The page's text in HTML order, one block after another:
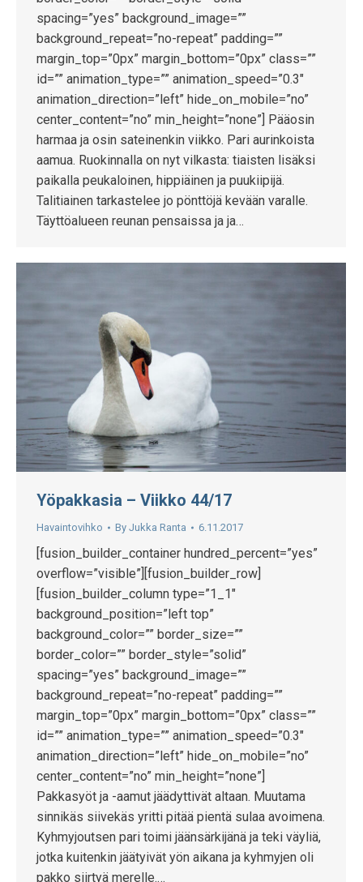
spacing=”yes” background_image=””
background_repeat=”no-repeat” padding=””
margin_top=”0px” margin_bottom=”0px” class=””
id=”” animation_type=”” animation_speed=”0.3″
animation_direction=”left” hide_on_mobile=”no”
center_content=”no” min_height=”none”] Pääosin
harmaa ja osin sateinenkin viikko. Pari aurinkoista
aamua. Ruokinnalla on nyt vilkasta: tiaisten lisäksi
paikalla peukaloinen, hippiäinen ja puukiipijä.
Talitiainen tarkastelee jo pönttöjä kevään varalle.
Täyttöalueen reunan pensaissa ja ja…
Yöpakkasia – Viikko 44/17
Havaintovihko By Jukka Ranta 6.11.2017
[fusion_builder_container hundred_percent=”yes”
overflow=”visible”][fusion_builder_row]
[fusion_builder_column type=”1_1″
background_position=”left top”
background_color=”” border_size=””
border_color=”” border_style=”solid”
spacing=”yes” background_image=””
background_repeat=”no-repeat” padding=””
margin_top=”0px” margin_bottom=”0px” class=””
id=”” animation_type=”” animation_speed=”0.3″
animation_direction=”left” hide_on_mobile=”no”
center_content=”no” min_height=”none”]
Pakkasyöt ja -aamut jäädyttivät altaan. Muutama
sinnikäs siivekäs yritti pitää pientä sulaa avoimena.
Kyhmyjoutsen pari toimi jäänsärkijänä ja teki väyliä,
jotka kuitenkin jäätyivät yön aikana ja kyhmyjen oli
pakko siirtyä merelle.…